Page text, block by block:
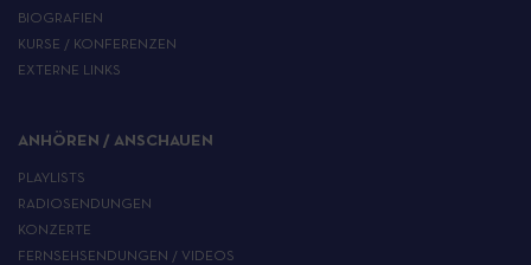
BIOGRAFIEN
KURSE / KONFERENZEN
EXTERNE LINKS
ANHÖREN / ANSCHAUEN
PLAYLISTS
RADIOSENDUNGEN
KONZERTE
FERNSEHSENDUNGEN / VIDEOS